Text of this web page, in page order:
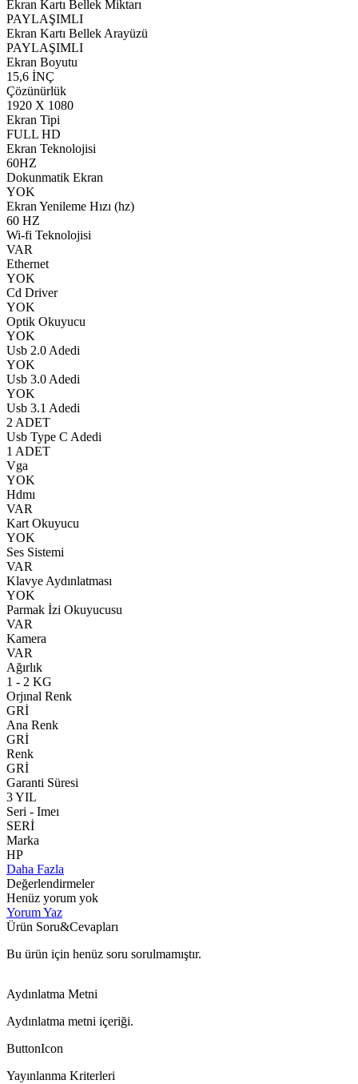
Ekran Kartı Bellek Miktarı
PAYLAŞIMLI
Ekran Kartı Bellek Arayüzü
PAYLAŞIMLI
Ekran Boyutu
15,6 İNÇ
Çözünürlük
1920 X 1080
Ekran Tipi
FULL HD
Ekran Teknolojisi
60HZ
Dokunmatik Ekran
YOK
Ekran Yenileme Hızı (hz)
60 HZ
Wi-fi Teknolojisi
VAR
Ethernet
YOK
Cd Driver
YOK
Optik Okuyucu
YOK
Usb 2.0 Adedi
YOK
Usb 3.0 Adedi
YOK
Usb 3.1 Adedi
2 ADET
Usb Type C Adedi
1 ADET
Vga
YOK
Hdmı
VAR
Kart Okuyucu
YOK
Ses Sistemi
VAR
Klavye Aydınlatması
YOK
Parmak İzi Okuyucusu
VAR
Kamera
VAR
Ağırlık
1 - 2 KG
Orjınal Renk
GRİ
Ana Renk
GRİ
Renk
GRİ
Garanti Süresi
3 YIL
Seri - Imeı
SERİ
Marka
HP
Daha Fazla
Değerlendirmeler
Henüz yorum yok
Yorum Yaz
Ürün Soru&Cevapları
Bu ürün için henüz soru sorulmamıştır.
Aydınlatma Metni
Aydınlatma metni içeriği.
ButtonIcon
Yayınlanma Kriterleri